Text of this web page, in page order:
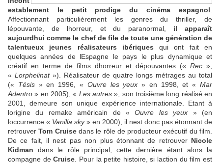
establement le petit prodige du cinéma espagnol
Affectionnant particulièrement les genres du thriller, de
lépouvante, de lhorreur, et du paranormal, il apparaît
aujourdhui comme le chef de file de toute une génération de
talentueux jeunes réalisateurs ibériques qui ont fait en
quelques années de lEspagne le pays le plus dynamique et
créatif en terme de films dhorreur et dépouvantes (« Rec »,
« Lorphelinat»). Réalisateur de quatre longs métrages au total
(« Tésis» en 1996, « Ouvre les yeux » en 1998, et «Mar
Adentro » en 2005), « Les autres », son troisième long réalisé en
2001, demeure son unique expérience internationale. Etant à
lorigine du remake américain de «Ouvre les yeux » (en
loccurrence « Vanilla sky» en 2000), il nest donc pas étonnant de
retrouverTom Cruisedans le rôle de producteur exécutif du film.
De ce fait, il nest pas non plus étonnant de retrouver Nicole
Kidman dans le rôle principal, cette dernière étant alors la
compagne deCruise . Pour la petite histoire, si laction du film est